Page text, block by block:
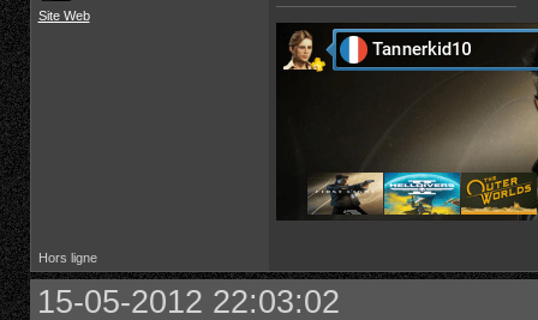
Site Web
Hors ligne
15-05-2012 22:03:02